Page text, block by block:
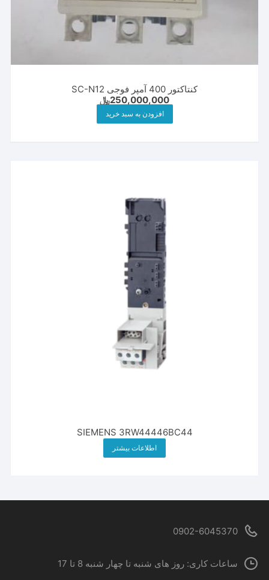
کنتاکتور 400 آمپر فوجی SC-N12
250,000,000﷼
افزودن به سبد خرید
SIEMENS 3RW44446BC44
اطلاعات بیشتر
0902-6045370
ساعات کاری: روز های شنبه تا چهار شنبه 8 تا 17